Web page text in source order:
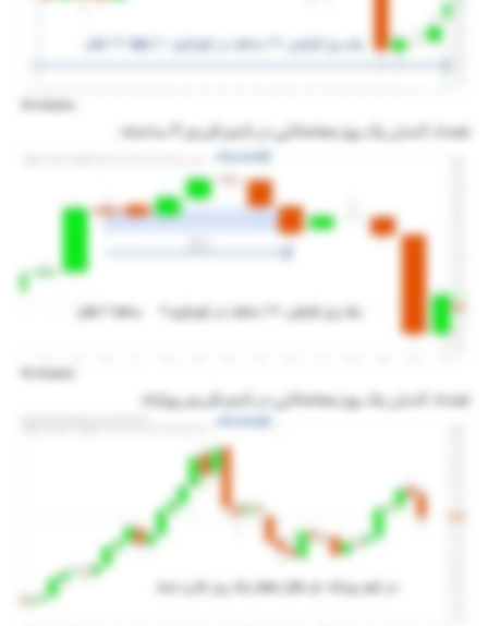
تعداد کندل یک روز معاملاتی در تایم فریم ۴ ساعته:
تعداد کندل یک روز معاملاتی در تایم فریم روزانه: